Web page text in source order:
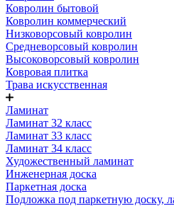
Ковролин бытовой
Ковролин коммерческий
Низковорсовый ковролин
Средневорсовый ковролин
Высоковорсовый ковролин
Ковровая плитка
Трава искусственная
Ламинат
Ламинат 32 класс
Ламинат 33 класс
Ламинат 34 класс
Художественный ламинат
Инженерная доска
Паркетная доска
Подложка под паркетную доску,